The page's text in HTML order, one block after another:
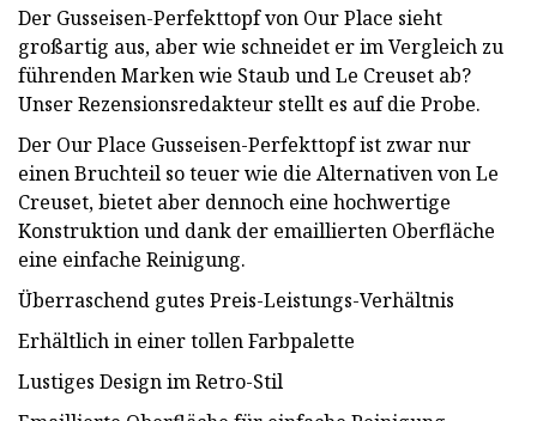
Der Gusseisen-Perfekttopf von Our Place sieht
großartig aus, aber wie schneidet er im Vergleich zu
führenden Marken wie Staub und Le Creuset ab?
Unser Rezensionsredakteur stellt es auf die Probe.
Der Our Place Gusseisen-Perfekttopf ist zwar nur
einen Bruchteil so teuer wie die Alternativen von Le
Creuset, bietet aber dennoch eine hochwertige
Konstruktion und dank der emaillierten Oberfläche
eine einfache Reinigung.
Überraschend gutes Preis-Leistungs-Verhältnis
Erhältlich in einer tollen Farbpalette
Lustiges Design im Retro-Stil